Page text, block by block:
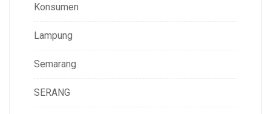
Konsumen
Lampung
Semarang
SERANG